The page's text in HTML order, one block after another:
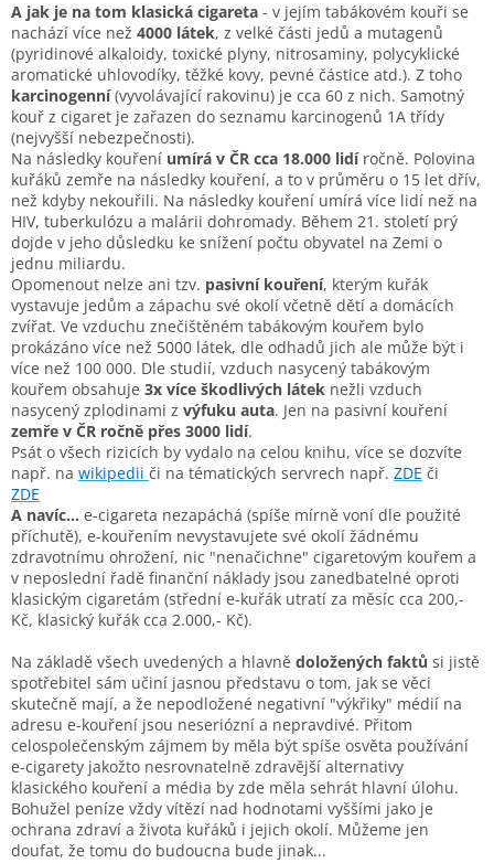
A jak je na tom klasická cigareta - v jejím tabákovém kouři se
nachází více než 4000 látek, z velké části jedů a mutagenů
(pyridinové alkaloidy, toxické plyny, nitrosaminy, polycyklické
aromatické uhlovodíky, těžké kovy, pevné částice atd.). Z toho
karcinogenní(vyvolávající rakovinu) je cca 60 z nich. Samotný
kouř z cigaret je zařazen do seznamu karcinogenů 1A třídy
(nejvyšší nebezpečnosti).
Na následky kouření umírá v ČR cca 18.000 lidíročně. Polovina
kuřáků zemře na následky kouření, a to v průměru o 15 let dřív,
než kdyby nekouřili. Na následky kouření umírá více lidí než na
HIV, tuberkulózu a malárii dohromady. Během 21. století prý
dojde v jeho důsledku ke snížení počtu obyvatel na Zemi o
jednu miliardu.
Opomenout nelze ani tzv. pasivní kouření, kterým kuřák
vystavuje jedům a zápachu své okolí včetně dětí a domácích
zvířat. Ve vzduchu znečištěném tabákovým kouřem bylo
prokázáno více než 5000 látek, dle odhadů jich ale může být i
více než 100 000. Dle studií, vzduch nasycený tabákovým
kouřem obsahuje 3x více škodlivých látek nežli vzduch
nasycený zplodinami z výfuku auta. Jen na pasivní kouření
zemře v ČR ročně přes 3000 lidí.
Psát o všech rizicích by vydalo na celou knihu, více se dozvíte
např. na wikipedii či na tématických servrech např. ZDE či
ZDE
A navíc... e-cigareta nezapáchá (spíše mírně voní dle použité
příchutě), e-kouřením nevystavujete své okolí žádnému
zdravotnímu ohrožení, nic "nenačichne" cigaretovým kouřem a
v neposlední řadě finanční náklady jsou zanedbatelné oproti
klasickým cigaretám (střední e-kuřák utratí za měsíc cca 200,-
Kč, klasický kuřák cca 2.000,- Kč).
Na základě všech uvedených a hlavně doložených faktů si jistě
spotřebitel sám učiní jasnou představu o tom, jak se věci
skutečně mají, a že nepodložené negativní "výkřiky" médií na
adresu e-kouření jsou neseriózní a nepravdivé. Přitom
celospolečenským zájmem by měla být spíše osvěta používání
e-cigarety jakožto nesrovnatelně zdravější alternativy
klasického kouření a média by zde měla sehrát hlavní úlohu.
Bohužel peníze vždy vítězí nad hodnotami vyššími jako je
ochrana zdraví a života kuřáků i jejich okolí. Můžeme jen
doufat, že tomu do budoucna bude jinak...